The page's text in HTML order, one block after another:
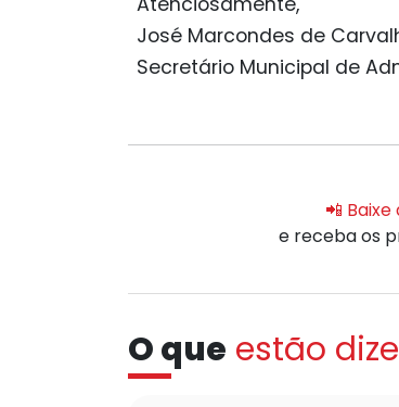
José Marcondes de
Secretário Municipal de
📲
e receba os
O que estão